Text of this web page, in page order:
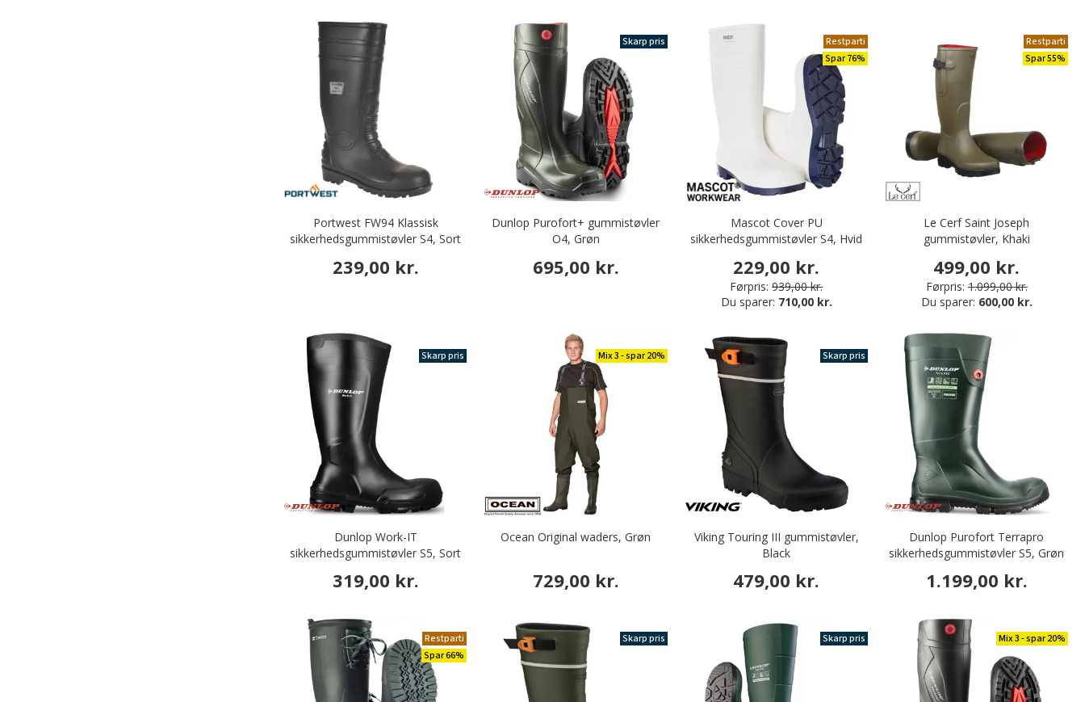
Portwest FW94 Klassisk
sikkerhedsgummistøvler S4, Sort
239,00 kr.
Skarp pris
Dunlop Purofort+ gummistøvler
O4, Grøn
695,00 kr.
Restparti
Spar 76%
Mascot Cover PU
sikkerhedsgummistøvler S4, Hvid
229,00 kr.
Førpris: 939,00 kr.
Du sparer: 710,00 kr.
Restparti
Spar 55%
Le Cerf Saint Joseph
gummistøvler, Khaki
499,00 kr.
Førpris: 1.099,00 kr.
Du sparer: 600,00 kr.
Skarp pris
Dunlop Work-IT
sikkerhedsgummistøvler S5, Sort
319,00 kr.
Mix 3 - spar 20%
Ocean Original waders, Grøn
729,00 kr.
Skarp pris
Viking Touring III gummistøvler,
Black
479,00 kr.
Dunlop Purofort Terrapro
sikkerhedsgummistøvler S5, Grøn
1.199,00 kr.
Restparti
Spar 66%
Skarp pris Skarp pris Mix 3 - spar 20%